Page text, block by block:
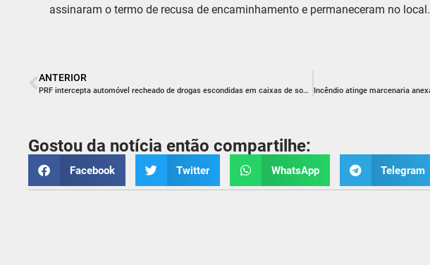
assinaram o termo de recusa de encaminhamento e permaneceram no local.
ANTERIOR
PRF intercepta automóvel recheado de drogas escondidas em caixas de som, portas, motor e painel de automóvel na BR-101
Gostou da notícia então compartilhe:
Facebook Twitter WhatsApp Telegram